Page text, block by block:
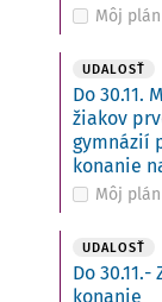
Môj plán
UDALOSŤ
Do 30.11.
žiakov
gymnázií
konanie
Môj plán
UDALOSŤ
Do
konanie